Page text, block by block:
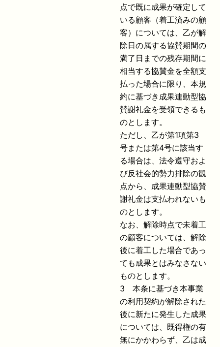
点で既に成果が確定して
いる顧客（着工済みの顧
客）については、乙が解
除日の属する協賛期間の
満了日までの残存期間に
相当する協賛金を全額支
払った場合に限り、本規
約に基づき成果連動型協
賛謝礼金を受領できるも
のとします。
ただし、乙が第1項第3
号または第4号に該当す
る場合は、法令遵守およ
び反社会的勢力排除の観
点から、成果連動型協賛
謝礼金は支払われないも
のとします。
なお、解除時点で未着工
の顧客については、解除
後に着工した場合であっ
ても成果とはみなさない
ものとします。
3 本条に基づき本事業
の利用契約が解除された
後に新たに発生した成果
については、既得権の有
無にかかわらず、乙は成